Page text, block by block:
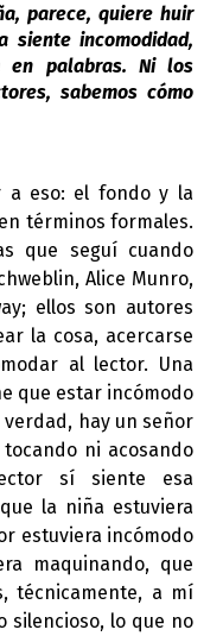
parece, quiere huir
siente incomodidad,
en palabras. Ni los
sabemos cómo
a eso: el fondo y la
términos formales.
que seguí cuando
Alice Munro,
ellos son autores
la cosa, acercarse
al lector. Una
que estar incómodo
verdad, hay un señor
ni acosando
sí siente esa
la niña estuviera
estuviera incómodo
maquinando, que
técnicamente, a mí
silencioso, lo que no